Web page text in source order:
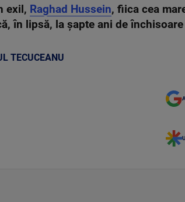
exil, Raghad Hussein, fiica cea
în lipsă, la şapte ani de
TECUCEANU